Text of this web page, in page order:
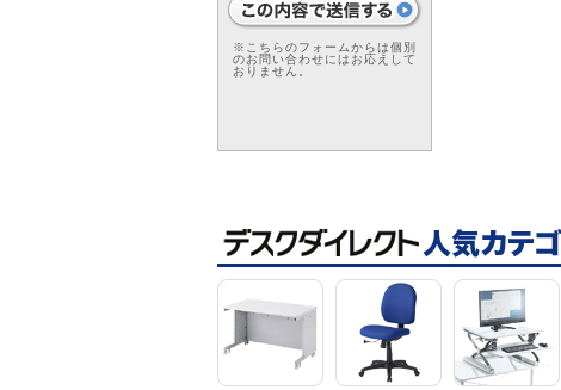
※こちらのフォームからは個別
のお問い合わせにはお応えして
おりません。